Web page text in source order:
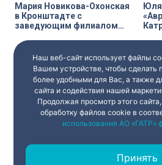
Мария Новикова-Охонская
в Кронштадте с
заведующим филиалом
крепость» Александром
Тарапоном
25 июля 2021
Юля
Павел Богданов у
Центрального военно-
Наш веб-сайт использует файлы
Вашем устройстве, чтобы сделать
более удобными для Вас, а также
сайта и содействия нашей
Продолжая просмотр этого
обработку файлов cookie в
использования АО «ГАТР»
Принять